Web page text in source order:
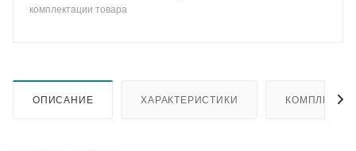
комплектации товара
ОПИСАНИЕ ХАРАКТЕРИСТИКИ